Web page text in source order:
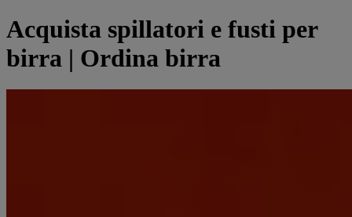
Acquista spillatori e fusti per
birra | Ordina birra